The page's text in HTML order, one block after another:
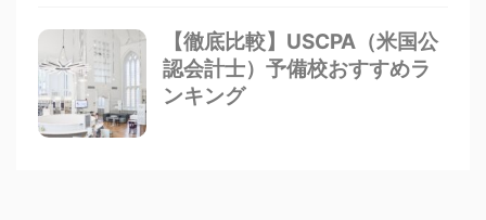
【徹底比較】USCPA（米国公
認会計士）予備校おすすめラ
ンキング